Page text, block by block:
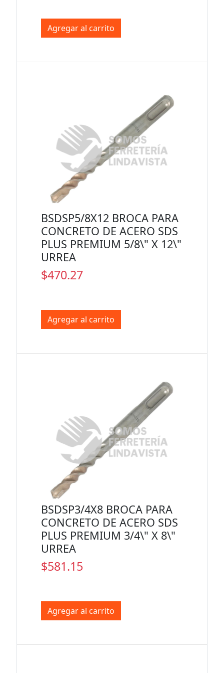
Agregar al carrito
BSDSP5/8X12 BROCA PARA
CONCRETO DE ACERO SDS
PLUS PREMIUM 5/8\" X 12\"
URREA
$470.27
Agregar al carrito
BSDSP3/4X8 BROCA PARA
CONCRETO DE ACERO SDS
PLUS PREMIUM 3/4\" X 8\"
URREA
$581.15
Agregar al carrito